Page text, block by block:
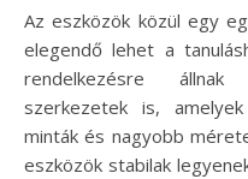
Az eszközök közül egy
elegendő lehet a
rendelkezésre állnak
szerkezetek is,
minták és nagyobb
eszközök stabilak